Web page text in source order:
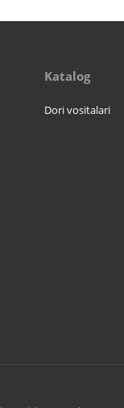
Katalog
Dori vositalari